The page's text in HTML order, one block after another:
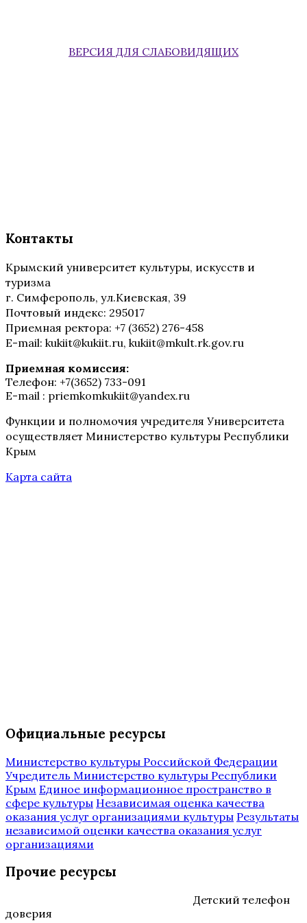
ВЕРСИЯ ДЛЯ СЛАБОВИДЯЩИХ
Контакты
Крымский университет культуры, искусств и
туризма
г. Симферополь, ул.Киевская, 39
Почтовый индекс: 295017
Приемная ректора: +7 (3652) 276-458
E-mail: kukiit@kukiit.ru, kukiit@mkult.rk.gov.ru
Приемная комиссия:
Телефон: +7(3652) 733-091
E-mail : priemkomkukiit@yandex.ru
Функции и полномочия учредителя Университета
осуществляет Министерство культуры Республики
Крым
Карта сайта
Официальные ресурсы
Министерство культуры Российской Федерации
Учредитель Министерство культуры Республики
Крым Единое информационное пространство в
сфере культуры Независимая оценка качества
оказания услуг организациями культуры Результаты
независимой оценки качества оказания услуг
организациями
Прочие ресурсы
Детский телефон
доверия